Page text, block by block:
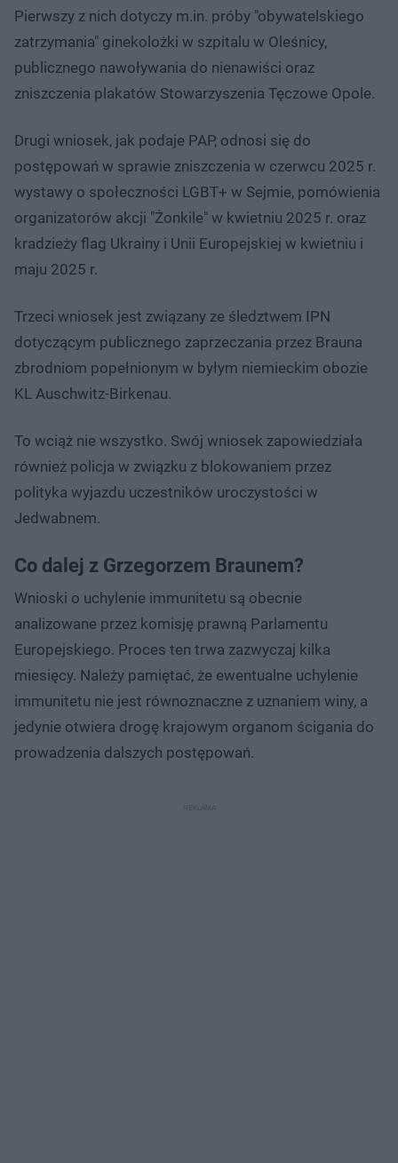
Pierwszy z nich dotyczy m.in. próby "obywatelskiego
zatrzymania" ginekolożki w szpitalu w Oleśnicy,
publicznego nawoływania do nienawiści oraz
zniszczenia plakatów Stowarzyszenia Tęczowe Opole.
Drugi wniosek, jak podaje PAP, odnosi się do
postępowań w sprawie zniszczenia w czerwcu 2025 r.
wystawy o społeczności LGBT+ w Sejmie, pomówienia
organizatorów akcji "Żonkile" w kwietniu 2025 r. oraz
kradzieży flag Ukrainy i Unii Europejskiej w kwietniu i
maju 2025 r.
Trzeci wniosek jest związany ze śledztwem IPN
dotyczącym publicznego zaprzeczania przez Brauna
zbrodniom popełnionym w byłym niemieckim obozie
KL Auschwitz-Birkenau.
To wciąż nie wszystko. Swój wniosek zapowiedziała
również policja w związku z blokowaniem przez
polityka wyjazdu uczestników uroczystości w
Jedwabnem.
Co dalej z Grzegorzem Braunem?
Wnioski o uchylenie immunitetu są obecnie
analizowane przez komisję prawną Parlamentu
Europejskiego. Proces ten trwa zazwyczaj kilka
miesięcy. Należy pamiętać, że ewentualne uchylenie
immunitetu nie jest równoznaczne z uznaniem winy, a
jedynie otwiera drogę krajowym organom ścigania do
prowadzenia dalszych postępowań.